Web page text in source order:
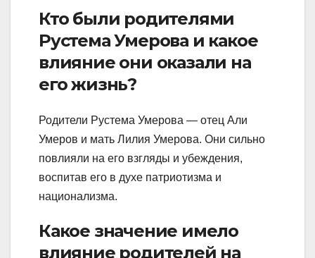
Кто были родителями
Рустема Умерова и какое
влияние они оказали на
его жизнь?
Родители Рустема Умерова — отец Али
Умеров и мать Лилия Умерова. Они сильно
повлияли на его взгляды и убеждения,
воспитав его в духе патриотизма и
национализма.
Какое значение имело
влияние родителей на